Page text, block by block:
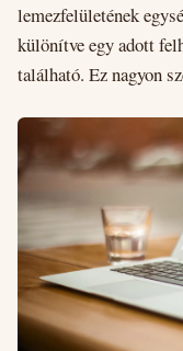
lemezfelületének
különítve egy adott
található. Ez nagyon